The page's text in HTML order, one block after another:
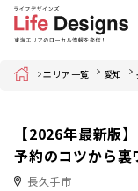
Home エリア一覧 愛知
【2026年最新版
予約のコツから裏
長久手市